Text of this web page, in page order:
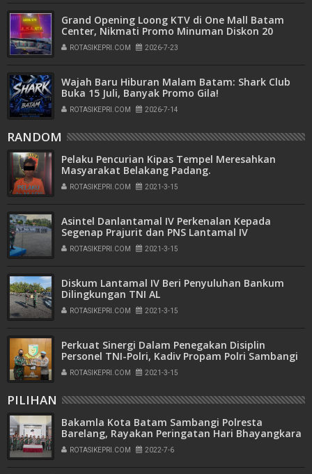
Grand Opening Loong KTV di One Mall Batam
Center, Nikmati Promo Minuman Diskon 20
Persen
ROTASIKEPRI.COM 2026-7-23
Wajah Baru Hiburan Malam Batam: Shark Club
Buka 15 Juli, Banyak Promo Gila!
ROTASIKEPRI.COM 2026-7-14
RANDOM
Pelaku Pencurian Kipas Tempel Meresahkan
Masyarakat Belakang Padang.
ROTASIKEPRI.COM 2021-3-15
Asintel Danlantamal IV Perkenalan Kepada
Segenap Prajurit dan PNS Lantamal IV
ROTASIKEPRI.COM 2021-3-15
Diskum Lantamal IV Beri Penyuluhan Bankum
Dilingkungan TNI AL
ROTASIKEPRI.COM 2021-3-15
Perkuat Sinergi Dalam Penegakan Disiplin
Personel TNI-Polri, Kadiv Propam Polri Sambangi
Danpuspom AD
ROTASIKEPRI.COM 2021-3-15
PILIHAN
Bakamla Kota Batam Sambangi Polresta
Barelang, Rayakan Peringatan Hari Bhayangkara
ke-76
ROTASIKEPRI.COM 2022-7-6